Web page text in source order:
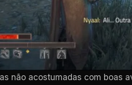
não acostumadas com boas